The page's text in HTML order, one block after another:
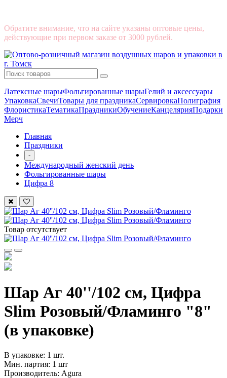
Обратите внимание, что на сайте указаны оптовые цены,
действующие при первом заказе от 3000 рублей.
Латексные шарыФольгированные шарыГелий и аксессуары
УпаковкаСвечиТовары для праздникаСервировкаПолиграфия
ФлористикаТематикаПраздникиОбучениеКанцелярияПодарки
Мерч
Главная
Праздники
-
Международный женский день
Фольгированные шары
Цифра 8
Товар отсутствует
Шар Аг 40''/102 см, Цифра
Slim Розовый/Фламинго "8"
(в упаковке)
В упаковке: 1 шт.
Мин. партия: 1 шт
Производитель: Agura